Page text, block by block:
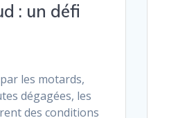
: un défi
les motards,
dégagées, les
des conditions